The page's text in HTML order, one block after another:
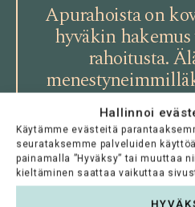
Hallinnoi
Käytämme evästeitä
seurataksemme palveluiden
painamalla ”Hyväksy” tai muuttaa
kieltäminen saattaa vaikuttaa
Apurahoista on
hyväkin
rahoitusta.
taiteilijoilla on
joissa